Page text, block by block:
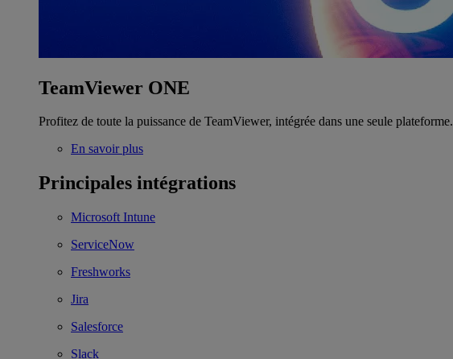
TeamViewer ONE
Profitez de toute la puissance de TeamViewer, intégrée dans une seule plateforme.
En savoir plus
Principales intégrations
Microsoft Intune
ServiceNow
Freshworks
Jira
Salesforce
Slack